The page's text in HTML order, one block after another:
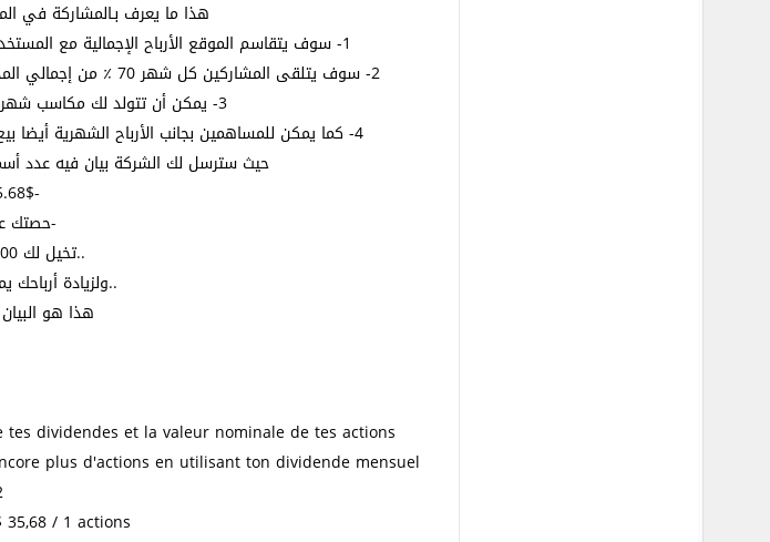
هذا ما يعرف بـالمشاركة في
1- سوف يتقاسم الموقع الأرباح الإجمالية مع المستخدمين الذين ساهموا وشاركوا في الموقع خلال فترة قبل الافتتاح الرسمي للموقع
2- سوف يتلقى المشاركين كل شهر 70 ٪ من إجمالي المداخل المحصل عليها، وسيتمكن بذلك لكل مساهم من الحصول على دخل شهري ثابت.
3- يمكن أن تتولد لك مكاسب شهرية على قدر نشاطك وهمتك قد تصل إلى مبالغ قد لا تتخيلها.
4- كما يمكن للمساهمين بجانب الأرباح الشهرية أيضا بيع أسهمهم على قدم المساواة أو شراء أسهم أخرى وكسب مبالغ فورية و كبيرة...
حيث سترسل لك الشركة بيان فيه عدد
-35.68$ ثمن بيع السهم (ثمن تقديري).
-حصتك
..تخيل لك 100سهم فمدخولك الشهري هو200دولار..
..ولزيادة
هذا هو
dividendes et la valeur nominale de tes actions.
plus d'actions en utilisant ton dividende mensuel.
/ 1 actions